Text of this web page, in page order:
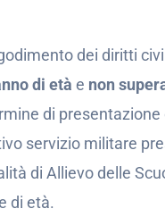
dei diritti
di età e non
di
servizio militare
di Allievo delle
di età.